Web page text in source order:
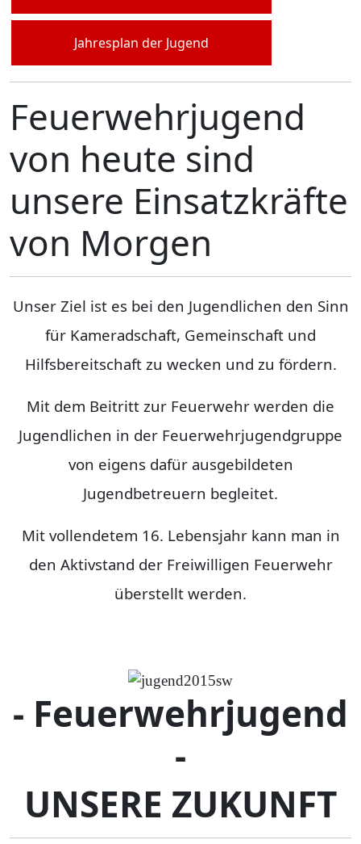
Jahresplan der Jugend
Feuerwehrjugend
von heute sind
unsere Einsatzkräfte
von Morgen
Unser Ziel ist es bei den Jugendlichen den Sinn
für Kameradschaft, Gemeinschaft und
Hilfsbereitschaft zu wecken und zu fördern.
Mit dem Beitritt zur Feuerwehr werden die
Jugendlichen in der Feuerwehrjugendgruppe
von eigens dafür ausgebildeten
Jugendbetreuern begleitet.
Mit vollendetem 16. Lebensjahr kann man in
den Aktivstand der Freiwilligen Feuerwehr
überstellt werden.
- Feuerwehrjugend
-
UNSERE ZUKUNFT